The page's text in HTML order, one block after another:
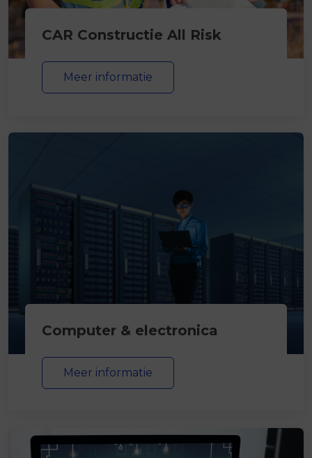
CAR Constructie All Risk
Meer informatie
Computer & electronica
Meer informatie